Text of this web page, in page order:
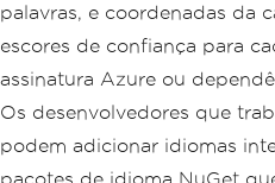
palavras, e coordenadas da
escores de confiança para
assinatura Azure ou
Os desenvolvedores que
podem adicionar idiomas
pacotes de idioma NuGet